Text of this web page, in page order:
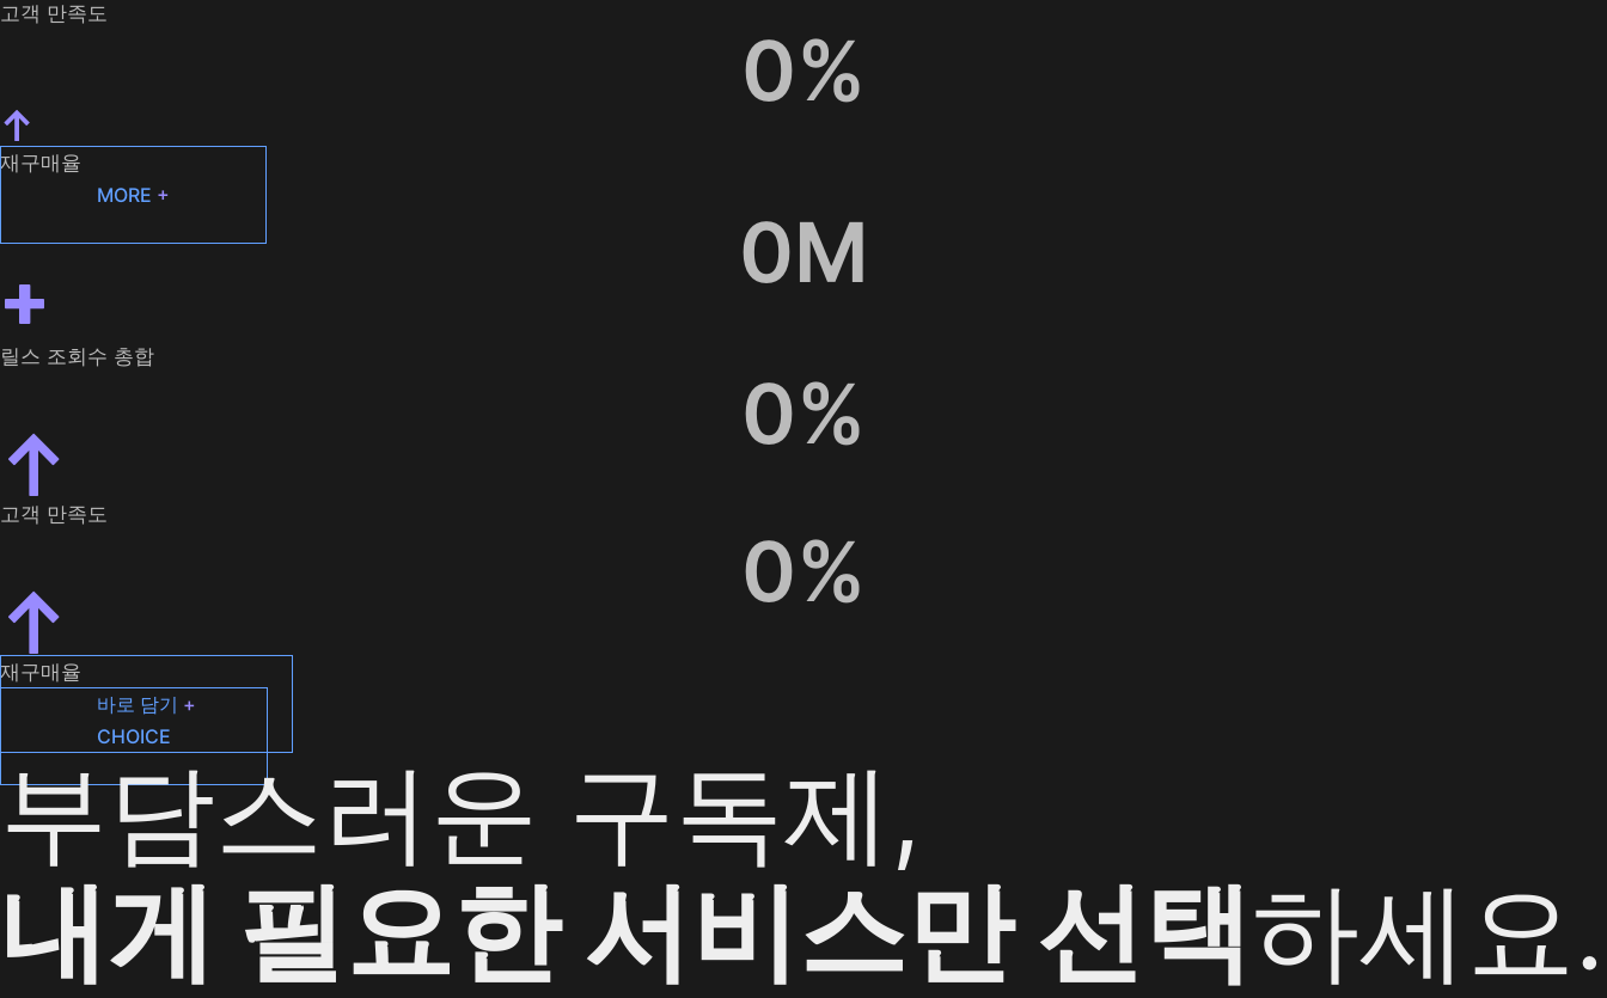
고객 만족도
0%
↑
재구매율
MORE +
0M
+
릴스 조회수 총합
0%
↑
고객 만족도
0%
↑
재구매율
바로 담기 +
CHOICE
부담스러운 구독제,
내게 필요한 서비스만 선택하세요.